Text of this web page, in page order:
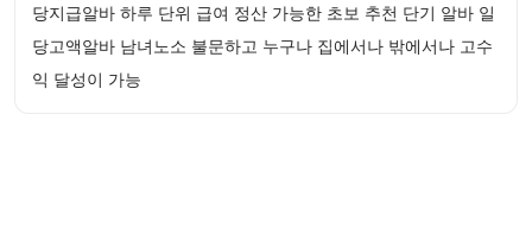
당지급알바 하루 단위 급여 정산 가능한 초보 추천 단기 알바 일
당고액알바 남녀노소 불문하고 누구나 집에서나 밖에서나 고수
익 달성이 가능